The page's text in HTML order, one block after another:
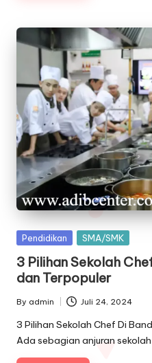
Posted
Pendidikan SMA/SMK
3 Pilihan Sekolah
dan Terpopuler
Posted
by
By admin Juli 24, 2024
3 Pilihan Sekolah Chef Di
Ada sebagian anjuran